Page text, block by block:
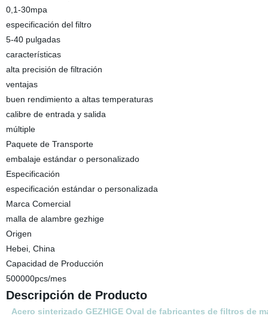
0,1-30mpa
especificación del filtro
5-40 pulgadas
características
alta precisión de filtración
ventajas
buen rendimiento a altas temperaturas
calibre de entrada y salida
múltiple
Paquete de Transporte
embalaje estándar o personalizado
Especificación
especificación estándar o personalizada
Marca Comercial
malla de alambre gezhige
Origen
Hebei, China
Capacidad de Producción
500000pcs/mes
Descripción de Producto
Acero sinterizado GEZHIGE Oval de fabricantes de filtros de